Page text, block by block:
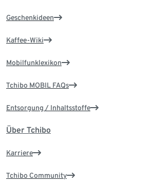
Geschenkideen
Kaffee-Wiki
Mobilfunklexikon
Tchibo MOBIL FAQs
Entsorgung / Inhaltsstoffe
Über Tchibo
Karriere
Tchibo Community